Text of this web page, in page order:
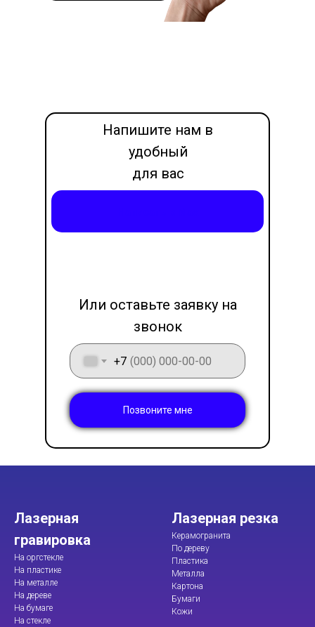
+7
Позвоните мне
Напишите нам в
удобный
для вас
месседжер
Или оставьте заявку на
звонок
Лазерная
гравировка
На оргстекле
На пластике
На металле
На дереве
На бумаге
На стекле
Лазерная резка
Керамогранита
По дереву
Пластика
Металла
Картона
Бумаги
Кожи